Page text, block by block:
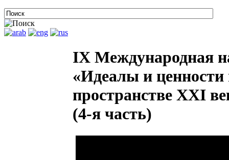
IX Международная
«Идеалы и ценности
пространстве XXI
(4-я часть)